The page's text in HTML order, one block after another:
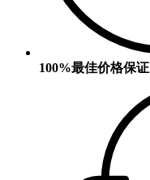
100%最佳价格保证